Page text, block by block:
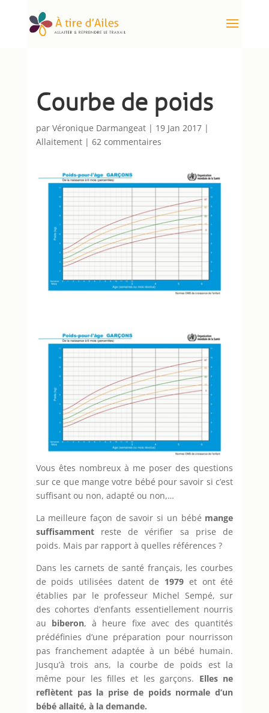
Courbe de poids
par Véronique Darmangeat| 19 Jan 2017|
Allaitement| 62 commentaires
Vous êtes nombreux à me poser des questions
sur ce que mange votre bébé pour savoir si c’est
suffisant ou non, adapté ou non,…
La meilleure façon de savoir si un bébé mange
suffisammentreste de vérifier sa prise de
poids. Mais par rapport à quelles références ?
Dans les carnets de santé français, les courbes
de poids utilisées datent de 1979 et ont été
établies par le professeur Michel Sempé, sur
des cohortes d’enfants essentiellement nourris
au biberon, à heure fixe avec des quantités
prédéfinies d’une préparation pour nourrisson
pas franchement adaptée à un bébé humain.
Jusqu’à trois ans, la courbe de poids est la
même pour les filles et les garçons. Elles ne
reflètent pas la prise de poids normale d’un
bébé allaité, à la demande.